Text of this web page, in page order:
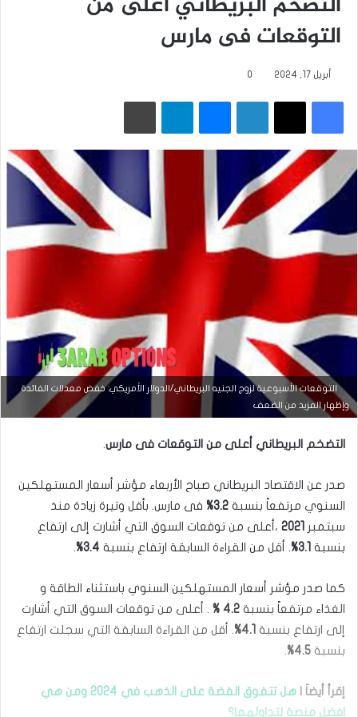
التوقعات فى مارس
أبريل 17, 2024 0
فيسبوك
‫X لينكدإن ماسنجر تيلقرام طباعة
التوقعات الأسبوعية لزوج الجنيه البريطاني/الدولار الأمريكي: خفض معدلات الفائدة
وإظهار المزيد من الضعف
التضخم البريطاني أعلى من التوقعات فى مارس.
صدر عن الاقتصاد البريطاني صباح الأربعاء مؤشر أسعار المستهلكين
السنوي ‏مرتفعاً بنسبة 3.2%
فى مارس. بأقل وتيرة زيادة منذ
سبتمبر 2021 ،أعلى من ‏توقعات السوق التي أشارت إلى ارتفاع
بنسبة 3.1% . أقل من القراءة السابقة ارتفاع ‏بنسبة 3.4%
. ‏
كما صدر مؤشر أسعار المستهلكين السنوي باستثناء الطاقة و
الغذاء مرتفعاً بنسبة ‏‏ 4.2 %
. أعلى من توقعات السوق التي أشارت
إلى ارتفاع بنسبة 4.1%
. أقل من القراءة ‏السابقة التي سجلت ارتفاع
بنسبة 4.5%
إقرأ أيضاَ |
هل تتفوق الفضة على الذهب في 2024 ومن هي
افضل منصة لتداولهما؟